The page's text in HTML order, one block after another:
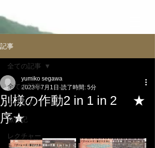
記事
全ての記事
イべント
旅行記
レクチャー
全ての記事
別様の作動2 in 1 in 2 ★
序★
yumiko segawa
2023年7月1日 読了時間: 5分